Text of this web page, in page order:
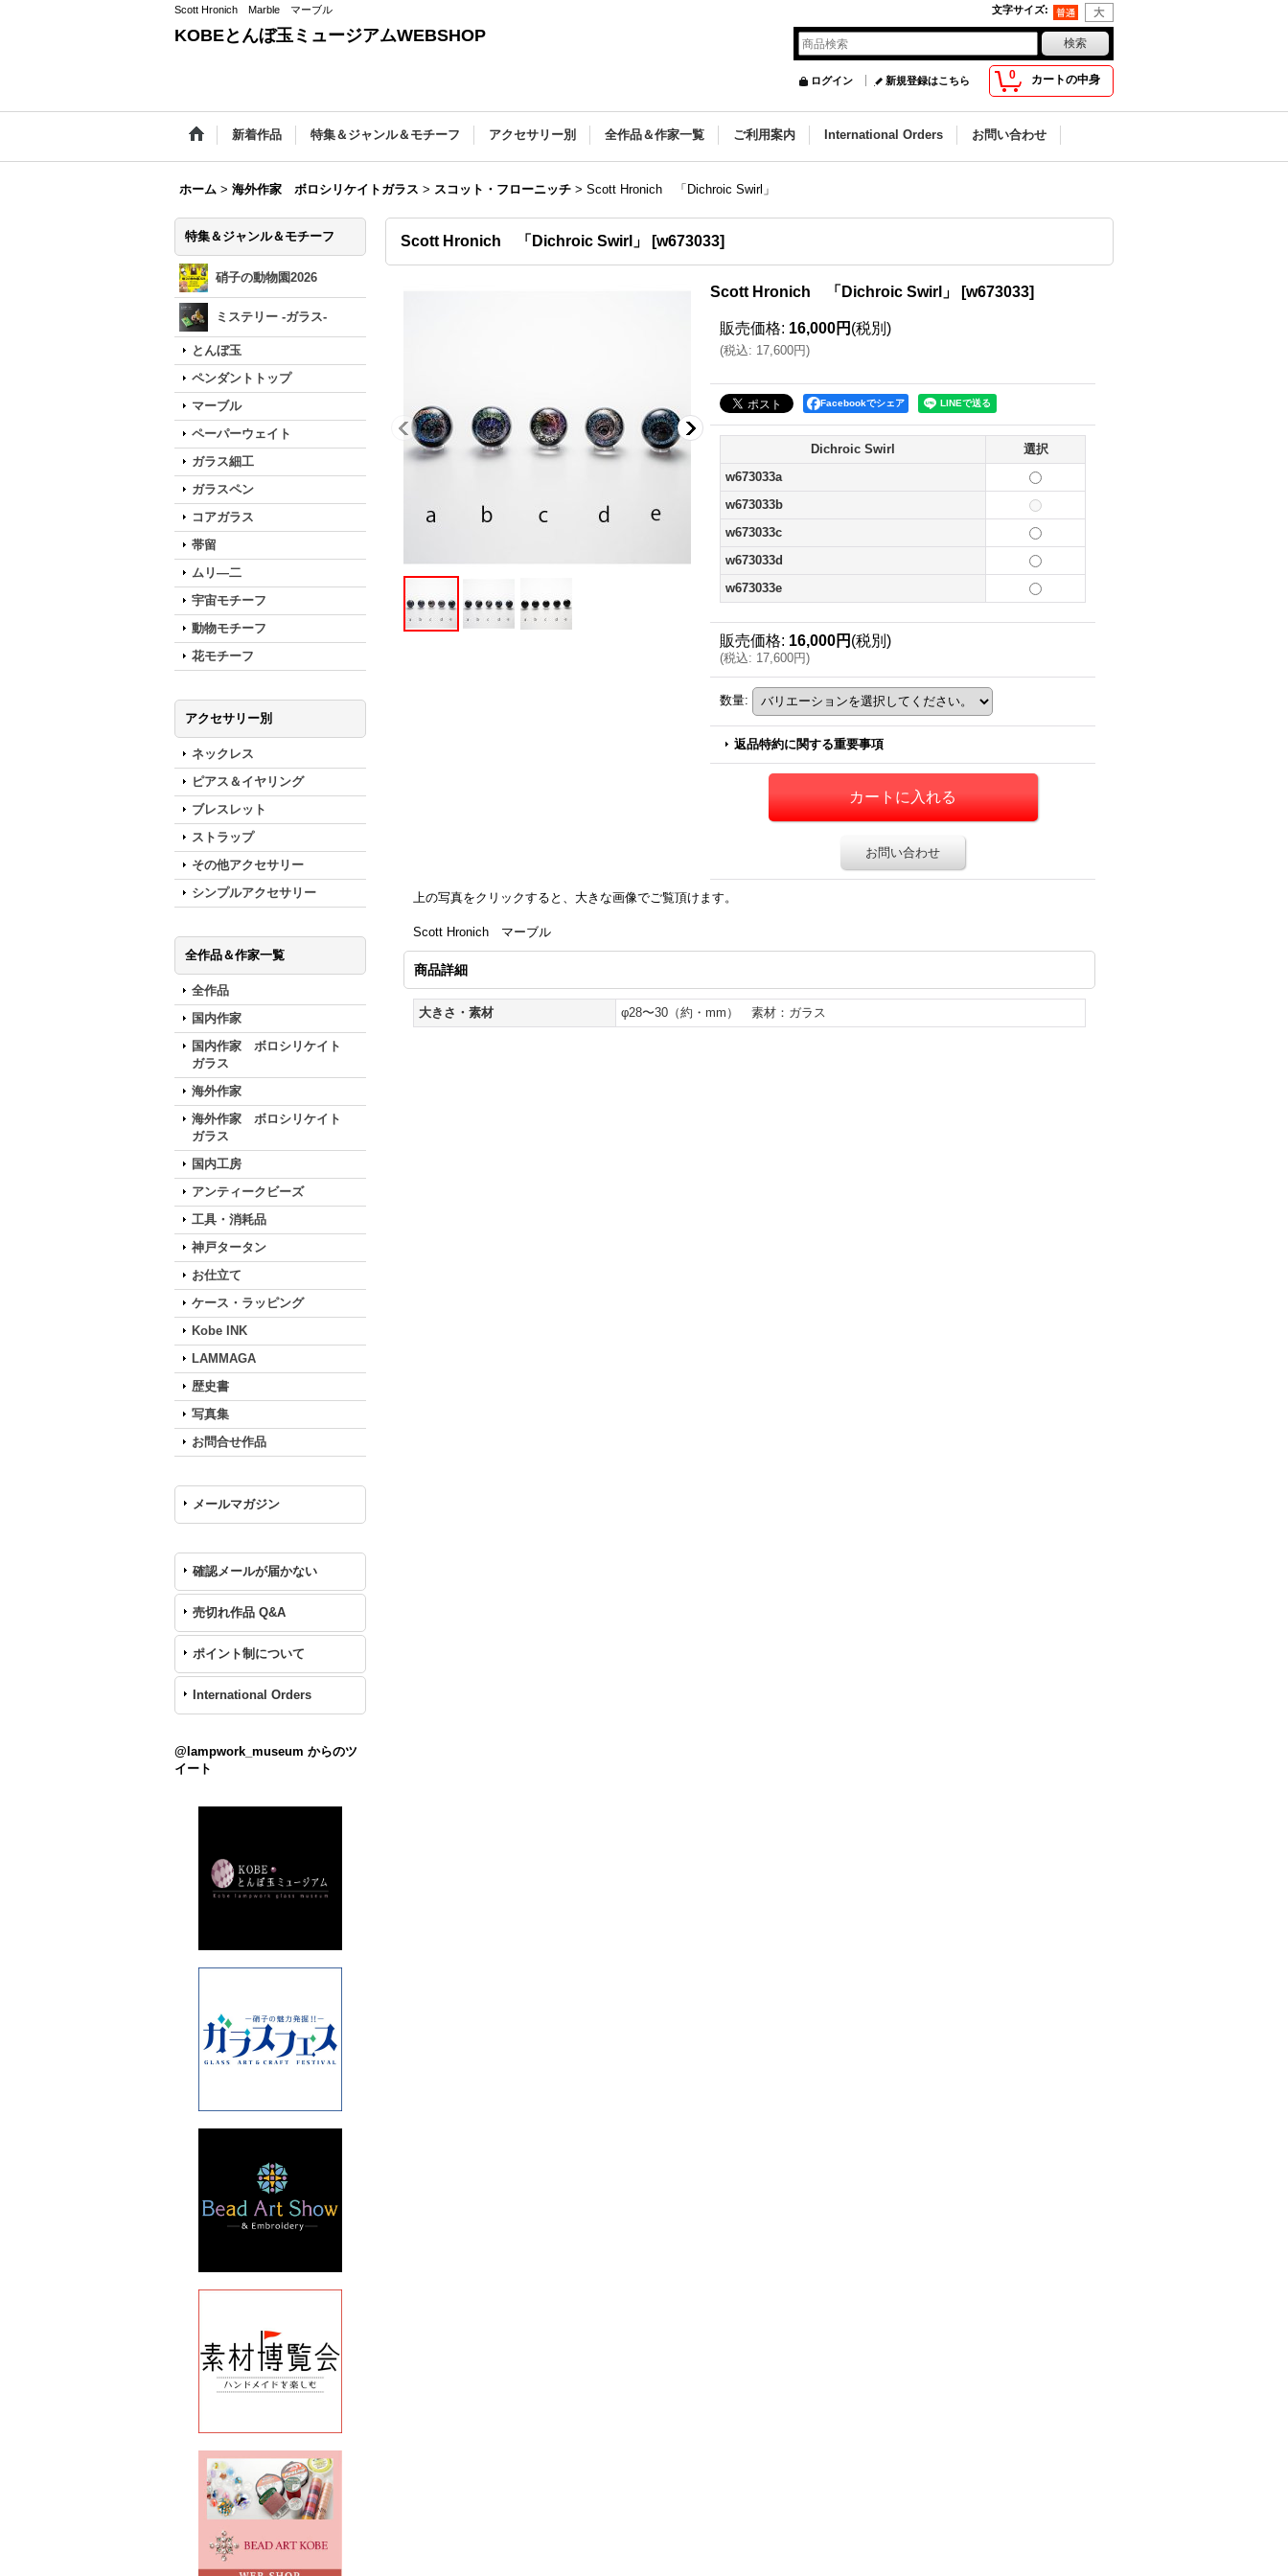
Scott Hronich Marble マーブル 文字サイズ:
KOBEとんぼ玉ミュージアムWEBSHOP
0 カートの中身
ログイン 新規登録はこちら
新着作品 特集＆ジャンル＆モチーフ アクセサリー別 全作品＆作家一覧 ご利用案内 International Orders お問い合わせ
ホーム > 海外作家 ボロシリケイトガラス > スコット・フローニッチ > Scott Hronich 「Dichroic Swirl」
特集＆ジャンル＆モチーフ
硝子の動物園2026
ミステリー -ガラス-
とんぼ玉
ペンダントトップ
マーブル
ペーパーウェイト
ガラス細工
ガラスペン
コアガラス
帯留
ムリ―二
宇宙モチーフ
動物モチーフ
花モチーフ
アクセサリー別
ネックレス
ピアス＆イヤリング
ブレスレット
ストラップ
その他アクセサリー
シンプルアクセサリー
全作品＆作家一覧
全作品
国内作家
国内作家 ボロシリケイト
ガラス
海外作家
海外作家 ボロシリケイト
ガラス
国内工房
アンティークビーズ
工具・消耗品
神戸タータン
お仕立て
ケース・ラッピング
Kobe INK
LAMMAGA
歴史書
写真集
お問合せ作品
メールマガジン
確認メールが届かない
売切れ作品 Q&A
ポイント制について
International Orders
@lampwork_museum からのツ
イート
Scott Hronich 「Dichroic Swirl」 [w673033]
Scott Hronich 「Dichroic Swirl」 [w673033]
販売価格: 16,000円 (税別)
(税込: 17,600円)
Facebookでシェア
Dichroic Swirl
選択
w673033a
w673033b
w673033c
w673033d
w673033e
販売価格: 16,000円 (税別)
(税込: 17,600円)
数量:
返品特約に関する重要事項
お問い合わせ
上の写真をクリックすると、大きな画像でご覧頂けます。
Scott Hronich マーブル
商品詳細
大きさ・素材 φ28〜30（約・mm） 素材：ガラス